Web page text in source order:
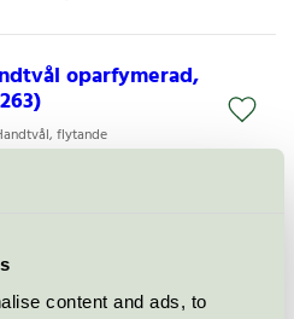
content and ads, to
oparfymerad,
flytande
flytande